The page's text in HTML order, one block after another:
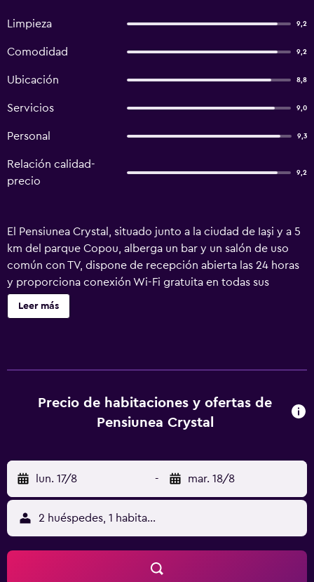
Limpieza 9,2
Comodidad 9,2
Ubicación 8,8
Servicios 9,0
Personal 9,3
Relación calidad-
precio
9,2
El Pensiunea Crystal, situado junto a la ciudad de Iaşi y a 5
km del parque Copou, alberga un bar y un salón de uso
común con TV, dispone de recepción abierta las 24 horas
y proporciona conexión Wi-Fi gratuita en todas sus
instalaciones, así como TV por cable en sus habitaciones.
Los alojamientos del Crystal ofrecen vistas al jardín e
otras cuentan con balcón y escritorio. El Crystal ofrece
aparcamiento privado gratuito y sirve el desayuno cada
restaurante más cercano y la estación de tren se hallan a
menos de 2 km, mientras que a 50 metros encontrará una
tienda. El centro de la ciudad está a 5 km y la estación de
autobuses de Iaşi, a 600 metros.
Leer más
Precio de habitaciones y ofertas de
Pensiunea Crystal
lun. 17/8 - mar. 18/8
2 huéspedes, 1 habitación